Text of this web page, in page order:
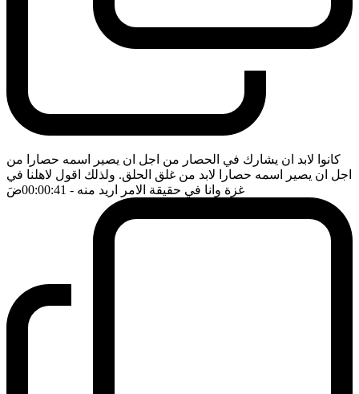
كانوا لابد ان يشارك في الحصار من اجل ان يصير اسمه حصارا من
اجل ان يصير اسمه حصارا لابد من غلق الحلق. ولذلك اقول لاهلنا في
غزة وانا في حقيقة الامر اريد منه - 00:00:41 ضَ